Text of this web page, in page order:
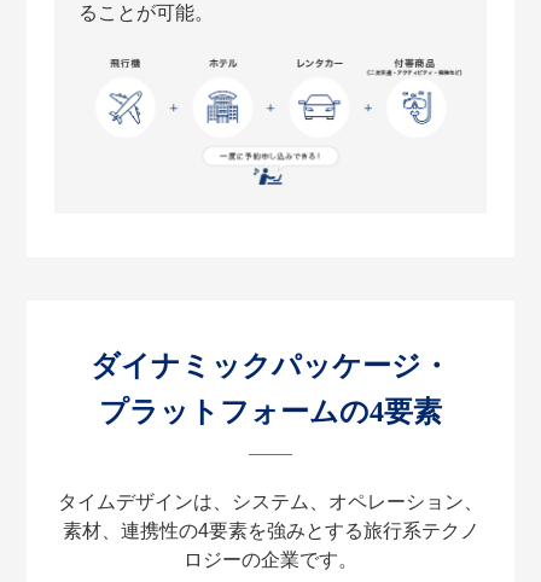
ることが可能。
ダイナミックパッケージ・
プラットフォームの4要素
タイムデザインは、システム、オペレーション、
素材、連携性の4要素を強みとする旅行系テクノ
ロジーの企業です。